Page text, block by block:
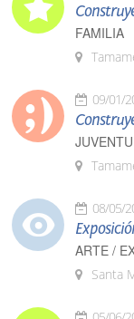
FAMILIA
09/01/
08/05/
ARTE /
Santa